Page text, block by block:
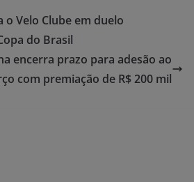
Velo Clube em duelo
do Brasil
encerra prazo para adesão ao
com premiação de R$ 200 mil